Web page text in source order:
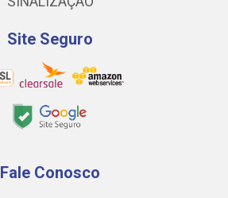
Site Seguro
Fale Conosco